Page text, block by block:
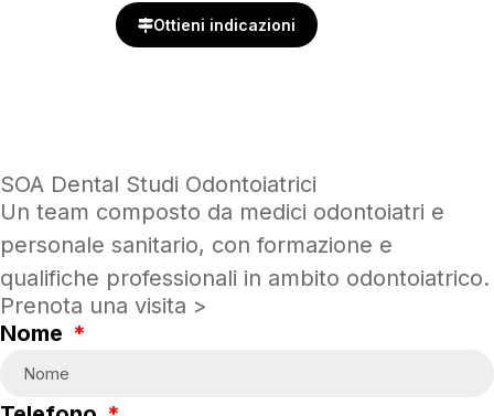
Ottieni indicazioni
SOA Dental Studi Odontoiatrici
Un team composto da medici odontoiatri e
personale sanitario, con formazione e
qualifiche professionali in ambito odontoiatrico.
Prenota una visita >
Nome